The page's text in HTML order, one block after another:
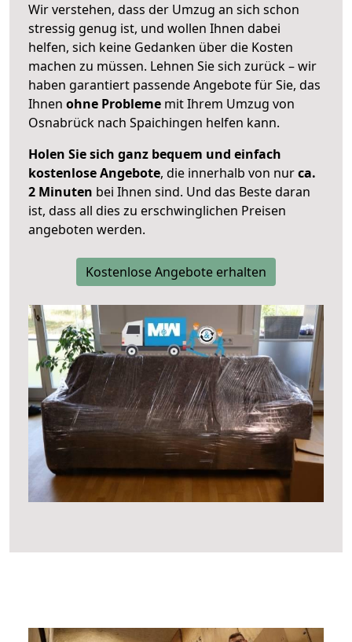
Wir verstehen, dass der Umzug an sich schon
stressig genug ist, und wollen Ihnen dabei
helfen, sich keine Gedanken über die Kosten
machen zu müssen. Lehnen Sie sich zurück – wir
haben garantiert passende Angebote für Sie, das
Ihnen ohne Probleme mit Ihrem Umzug von
Osnabrück nach Spaichingen helfen kann.
Holen Sie sich ganz bequem und einfach
kostenlose Angebote, die innerhalb von nurca.
2 Minuten bei Ihnen sind. Und das Beste daran
ist, dass all dies zu erschwinglichen Preisen
angeboten werden.
Kostenlose Angebote erhalten